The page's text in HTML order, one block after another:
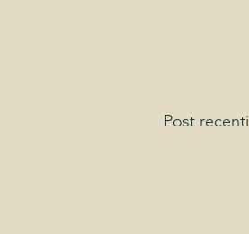
Post recenti